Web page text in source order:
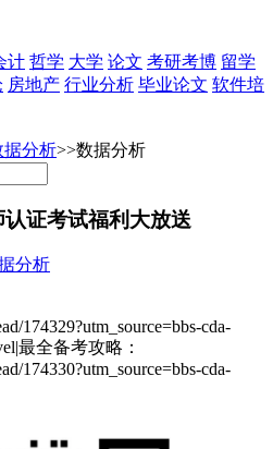
计 哲学 大学 论文 考研考博 留学
房地产 行业分析 毕业论文 软件培
据分析>>数据分析
证考试福利大放送
分析
174329?utm_source=bbs-cda-
最全备考攻略：
174330?utm_source=bbs-cda-